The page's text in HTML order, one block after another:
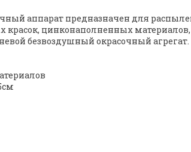
аппарат предназначен для
красок, цинконаполненных
безвоздушный окрасочный агрегат.